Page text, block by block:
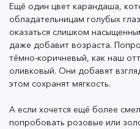
радужки, дополняет его и
выразительным. При этом
сделает взгляд слишком
нарисовать чёткие
варианте он подойдёт
естественного макияжа.
Ещё один цвет карандаша,
обладательницам голубых
оказаться слишком
даже добавит возраста.
тёмно-коричневый, как наш
оливковый. Они добавят
этом сохранят мягкость.
А если хочется ещё более
попробовать розовые или